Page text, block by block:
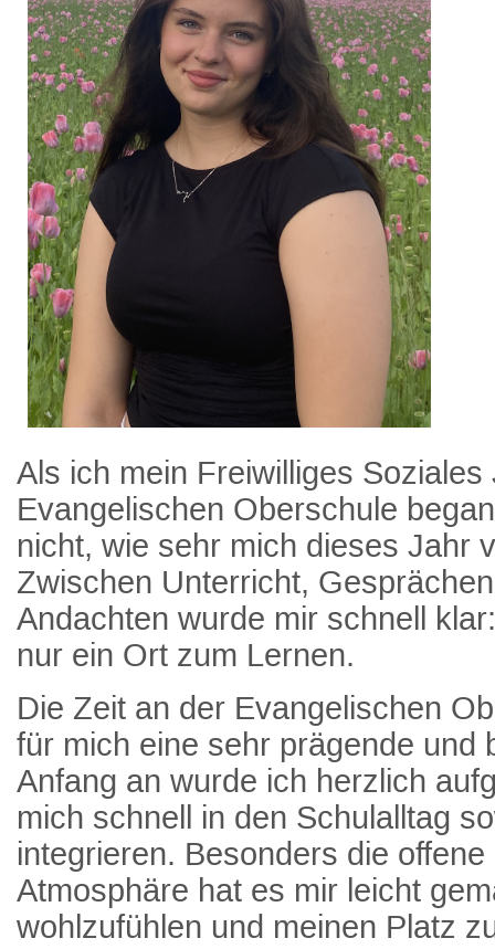
Als ich mein Freiwilliges
Evangelischen Oberschule
nicht, wie sehr mich dieses Jahr
Zwischen Unterricht,
Andachten wurde mir schnell
nur ein Ort zum Lernen.
Die Zeit an der Evangelischen
für mich eine sehr prägende und
Anfang an wurde ich herzlich
mich schnell in den Schulalltag
integrieren. Besonders die
Atmosphäre hat es mir leicht
wohlzufühlen und meinen Platz